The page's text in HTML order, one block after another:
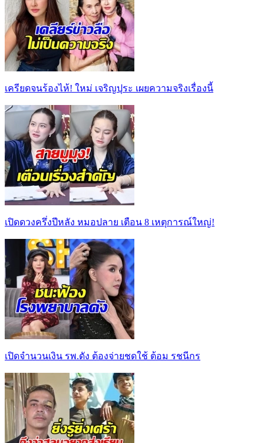
เครียดจนร้องไห้! ใหม่ เจริญปุระ เผยความจริงเรื่องนี้
เปิดดวงครึ่งปีหลัง หมอปลาย เตือน 8 เหตุการณ์ใหญ่!
เปิดจำนวนเงิน รพ.ดัง ต้องจ่ายชดใช้ ต้อม รชนีกร